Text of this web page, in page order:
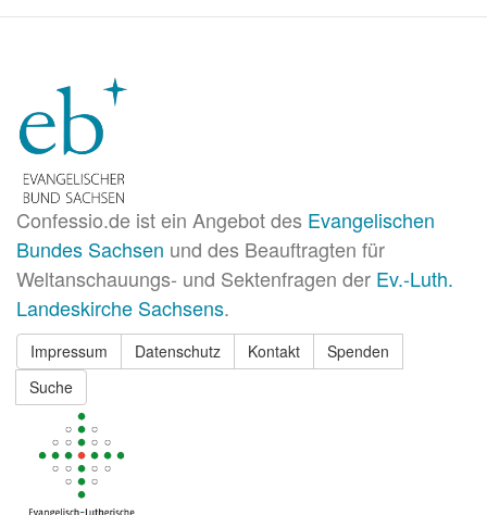
Confessio.de ist ein Angebot des Evangelischen
Bundes Sachsen und des Beauftragten für
Weltanschauungs- und Sektenfragen der Ev.-Luth.
Landeskirche Sachsens.
Impressum Datenschutz Kontakt
Spenden
Suche